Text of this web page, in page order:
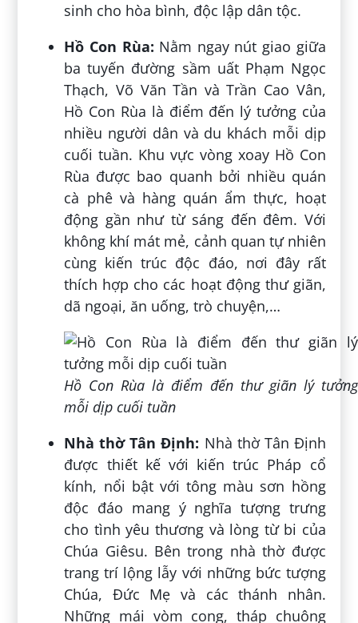
sinh cho hòa bình, độc lập dân tộc.
Hồ Con Rùa: Nằm ngay nút giao giữa
ba tuyến đường sầm uất Phạm Ngọc
Thạch, Võ Văn Tần và Trần Cao Vân,
Hồ Con Rùa là điểm đến lý tưởng của
nhiều người dân và du khách mỗi dịp
cuối tuần. Khu vực vòng xoay Hồ Con
Rùa được bao quanh bởi nhiều quán
cà phê và hàng quán ẩm thực, hoạt
động gần như từ sáng đến đêm. Với
không khí mát mẻ, cảnh quan tự nhiên
cùng kiến trúc độc đáo, nơi đây rất
thích hợp cho các hoạt động thư giãn,
dã ngoại, ăn uống, trò chuyện,…
Hồ Con Rùa là điểm đến thư giãn lý tưởng
mỗi dịp cuối tuần
Nhà thờ Tân Định: Nhà thờ Tân Định
được thiết kế với kiến trúc Pháp cổ
kính, nổi bật với tông màu sơn hồng
độc đáo mang ý nghĩa tượng trưng
cho tình yêu thương và lòng từ bi của
Chúa Giêsu. Bên trong nhà thờ được
trang trí lộng lẫy với những bức tượng
Chúa, Đức Mẹ và các thánh nhân.
Những mái vòm cong, tháp chuông